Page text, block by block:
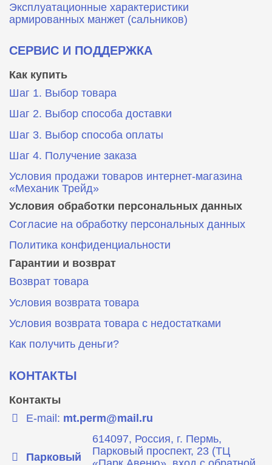
Эксплуатационные характеристики
армированных манжет (сальников)
СЕРВИС И ПОДДЕРЖКА
Как купить
Шаг 1. Выбор товара
Шаг 2. Выбор способа доставки
Шаг 3. Выбор способа оплаты
Шаг 4. Получение заказа
Условия продажи товаров интернет-магазина
«Механик Трейд»
Условия обработки персональных данных
Согласие на обработку персональных данных
Политика конфиденциальности
Гарантии и возврат
Возврат товара
Условия возврата товара
Условия возврата товара с недостатками
Как получить деньги?
КОНТАКТЫ
Контакты
E-mail: mt.perm@mail.ru
Парковый
614097, Россия, г. Пермь,
Парковый проспект, 23 (ТЦ